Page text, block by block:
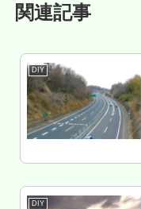
関連記事
DIY
DIY